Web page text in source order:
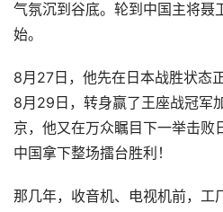
气氛沉到谷底。轮到中国主将聂
始。
8月27日，他先在日本战胜状态
8月29日，转身赢了王座战冠军
京，他又在万众瞩目下一举击败
中国拿下整场擂台胜利！
那几年，收音机、电视机前，工